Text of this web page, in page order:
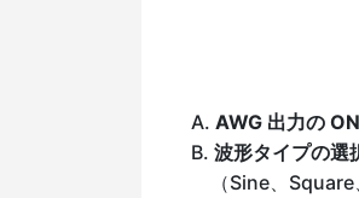
A. AWG 出力の
B. 波形タイプの選
（Sine、Square